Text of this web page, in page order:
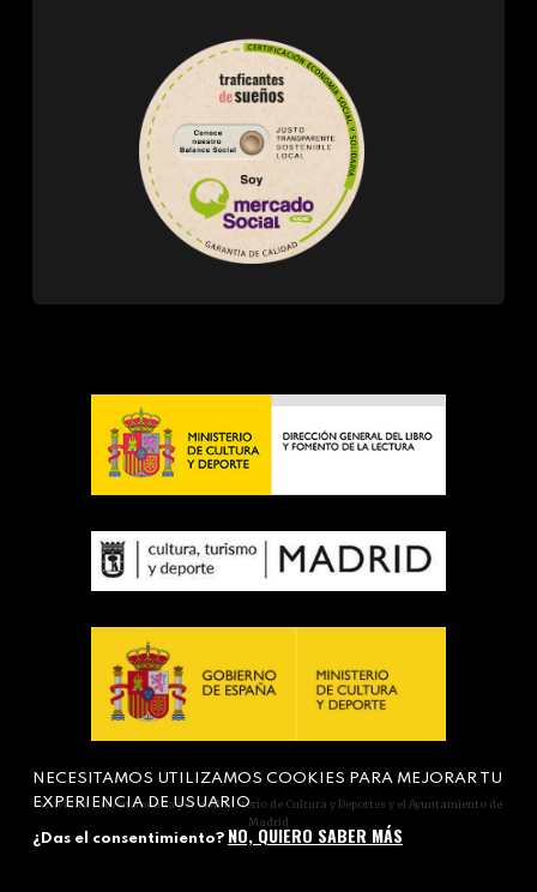
Actividad subvencionada por el Ministerio de Cultura y Deportes y el Ayuntamiento de
Madrid
NECESITAMOS UTILIZAMOS COOKIES PARA MEJORAR TU
EXPERIENCIA DE USUARIO
¿Das el consentimiento? NO, QUIERO SABER MÁS